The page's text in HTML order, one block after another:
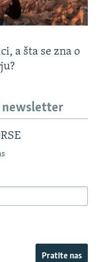
a šta se zna o
newsletter
Pratite nas